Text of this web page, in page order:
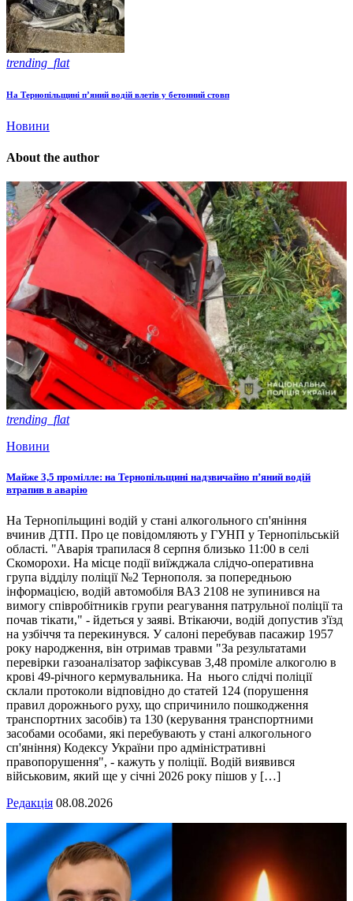
trending_flat
На Тернопільщині п’яний водій влетів у бетонний стовп
Новини
About the author
trending_flat
Новини
Майже 3,5 промілле: на Тернопільщині надзвичайно п’яний водій
втрапив в аварію
На Тернопільщині водій у стані алкогольного сп'яніння
вчинив ДТП. Про це повідомляють у ГУНП у Тернопільській
області. "Аварія трапилася 8 серпня близько 11:00 в селі
Скоморохи. На місце події виїжджала слідчо-оперативна
група відділу поліції №2 Тернополя. за попередньою
інформацією, водій автомобіля ВАЗ 2108 не зупинився на
вимогу співробітників групи реагування патрульної поліції та
почав тікати," - йдеться у заяві. Втікаючи, водій допустив з'їзд
на узбіччя та перекинувся. У салоні перебував пасажир 1957
року народження, він отримав травми "За результатами
перевірки газоаналізатор зафіксував 3,48 проміле алкоголю в
крові 49-річного кермувальника. На нього слідчі поліції
склали протоколи відповідно до статей 124 (порушення
правил дорожнього руху, що спричинило пошкодження
транспортних засобів) та 130 (керування транспортними
засобами особами, які перебувають у стані алкогольного
сп'яніння) Кодексу України про адміністративні
правопорушення", - кажуть у поліції. Водій виявився
військовим, який ще у січні 2026 року пішов у […]
Редакція 08.08.2026